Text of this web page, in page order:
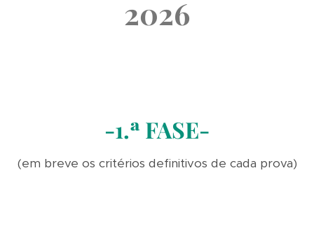
2026
-1.ª FASE-
(em breve os critérios definitivos de cada prova)